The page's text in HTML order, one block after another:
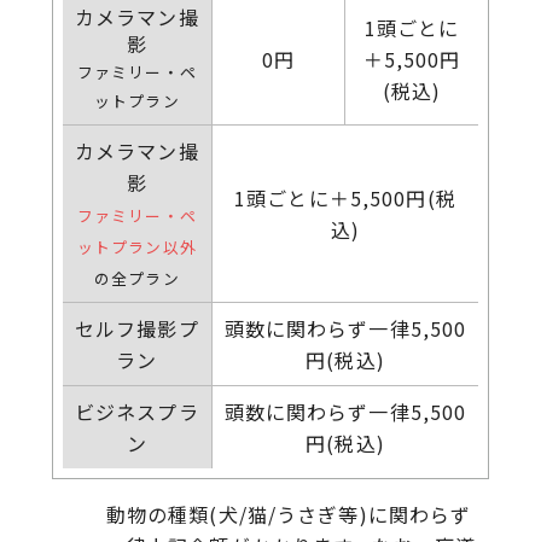
カメラマン撮
影
ファミリー・ペ
ットプラン
0円
1頭ごとに
＋5,500円
(税込)
カメラマン撮
影
ファミリー・ペ
ットプラン以外
の全プラン
1頭ごとに＋5,500円(税
込)
セルフ撮影プ
ラン
頭数に関わらず一律5,500
円(税込)
ビジネスプラ
ン
頭数に関わらず一律5,500
円(税込)
動物の種類(犬/猫/うさぎ等)に関わらず